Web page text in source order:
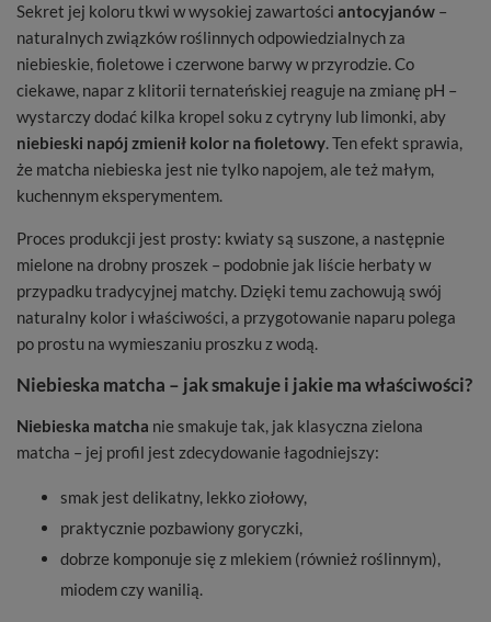
Sekret jej koloru tkwi w wysokiej zawartości antocyjanów –
naturalnych związków roślinnych odpowiedzialnych za
niebieskie, fioletowe i czerwone barwy w przyrodzie. Co
ciekawe, napar z klitorii ternateńskiej reaguje na zmianę pH –
wystarczy dodać kilka kropel soku z cytryny lub limonki, aby
niebieski napój zmienił kolor na fioletowy. Ten efekt sprawia,
że matcha niebieska jest nie tylko napojem, ale też małym,
kuchennym eksperymentem.
Proces produkcji jest prosty: kwiaty są suszone, a następnie
mielone na drobny proszek – podobnie jak liście herbaty w
przypadku tradycyjnej matchy. Dzięki temu zachowują swój
naturalny kolor i właściwości, a przygotowanie naparu polega
po prostu na wymieszaniu proszku z wodą.
Niebieska matcha – jak smakuje i jakie ma właściwości?
Niebieska matcha nie smakuje tak, jak klasyczna zielona
matcha – jej profil jest zdecydowanie łagodniejszy:
smak jest delikatny, lekko ziołowy,
praktycznie pozbawiony goryczki,
dobrze komponuje się z mlekiem (również roślinnym),
miodem czy wanilią.